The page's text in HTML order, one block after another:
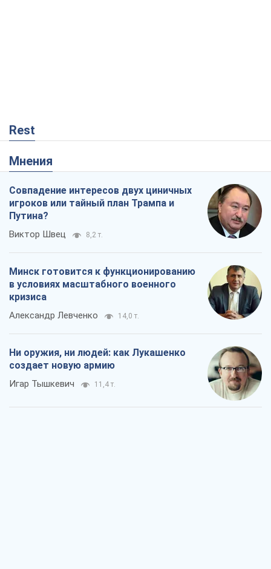
Rest
Мнения
Совпадение интересов двух циничных
игроков или тайный план Трампа и
Путина?
Виктор Швец 8,2 т.
Минск готовится к функционированию
в условиях масштабного военного
кризиса
Александр Левченко 14,0 т.
Ни оружия, ни людей: как Лукашенко
создает новую армию
Игар Тышкевич 11,4 т.